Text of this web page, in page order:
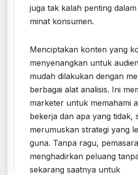
juga tak kalah penting
minat konsumen.
Menciptakan konten yang
menyenangkan untuk
mudah dilakukan dengan
berbagai alat analisis. Ini
marketer untuk memahami
bekerja dan apa yang tidak,
merumuskan strategi yang
guna. Tanpa ragu,
menghadirkan peluang
sekarang saatnya untuk